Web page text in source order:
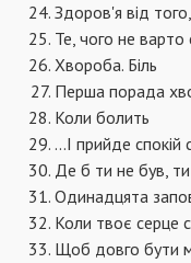
Здоров'я від
Те, чого не
Хвороба. Біль
Перша порада
Коли болить
...І прийде спокій
Де б ти не був,
Одинадцята
Коли твоє серце
Щоб довго бути